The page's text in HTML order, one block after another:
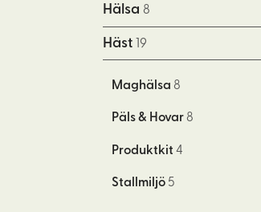
Hälsa 8
Häst 19
Maghälsa 8
Päls & Hovar8
Produktkit 4
Stallmiljö 5